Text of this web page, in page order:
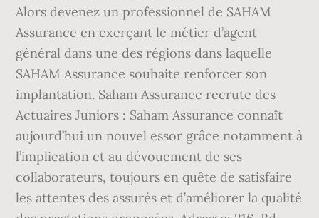
Alors devenez un professionnel de SAHAM
Assurance en exerçant le métier d’agent
général dans une des régions dans laquelle
SAHAM Assurance souhaite renforcer son
implantation. Saham Assurance recrute des
Actuaires Juniors : Saham Assurance connaît
aujourd’hui un nouvel essor grâce notamment à
l’implication et au dévouement de ses
collaborateurs, toujours en quête de satisfaire
les attentes des assurés et d’améliorer la qualité